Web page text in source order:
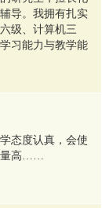
导。我拥有扎实
级、计算机三
习能力与教学能
态度认真，会使
量高……